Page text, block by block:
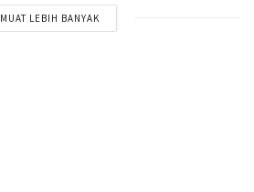
MUAT LEBIH BANYAK